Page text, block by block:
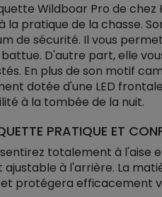
Wildboar Pro de chez
la pratique de la chasse.
de sécurité. Il vous
D'autre part, elle
En plus de son motif
dotée d'une LED
à la tombée de la nuit.
PRATIQUE ET
sentirez totalement à l'aise
à l'arrière. La
protégera efficacement